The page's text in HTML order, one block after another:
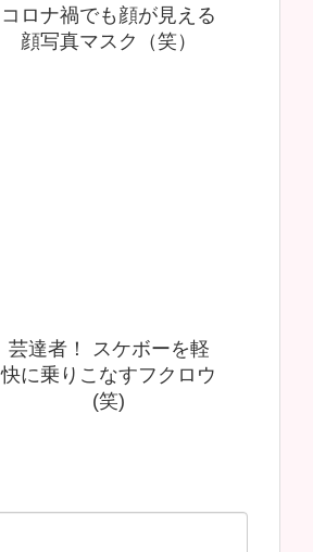
コロナ禍でも顔が見える
顔写真マスク（笑）
芸達者！ スケボーを軽
快に乗りこなすフクロウ
(笑)